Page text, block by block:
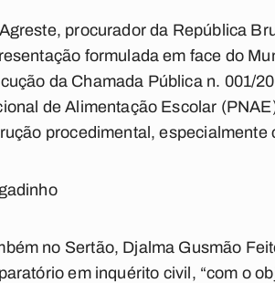
procurador da República
formulada em face do
da Chamada Pública n. 001/
de Alimentação Escolar
procedimental,
no Sertão, Djalma Gusmão
em inquérito civil, “com o